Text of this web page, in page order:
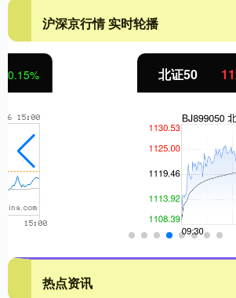
沪深京行情 实时轮播
1122.88 3.42
热点资讯